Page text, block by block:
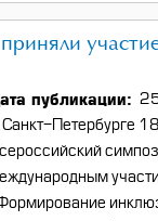
публикации
Санкт-Петербурге